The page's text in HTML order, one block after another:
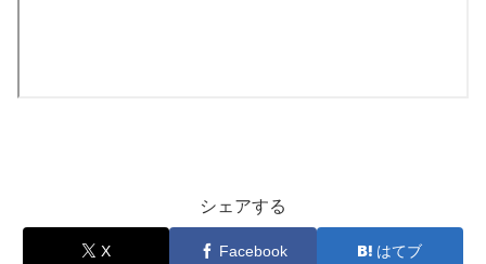
シェアする
X Facebook はてブ